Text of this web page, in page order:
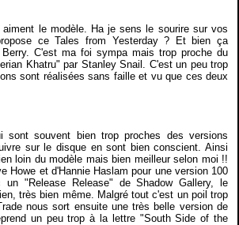
le modèle. Ha je sens le sourire sur vos
ceTales from Yesterday? Et bien ça
C'est ma foi sympa mais trop proche du
Khatru" par Stanley Snail. C'est un peu trop
sont réalisées sans faille et vu que ces deux
souvent bien trop proches des versions
sur le disque en sont bien conscient. Ainsi
loin du modèle mais bien meilleur selon moi !!
et d'Hannie Haslam pour une version 100
"Release Release" de Shadow Gallery, le
très bien même. Malgré tout c'est un poil trop
nous sort ensuite une très belle version de
un peu trop à la lettre "South Side of the